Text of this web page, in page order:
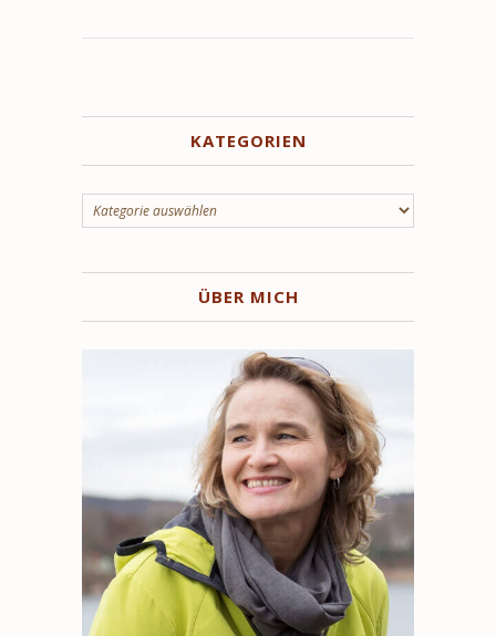
KATEGORIEN
Kategorien
ÜBER MICH